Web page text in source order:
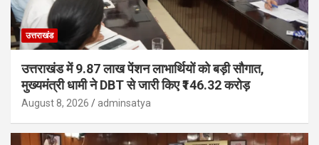
उत्तराखंड
उत्तराखंड में 9.87 लाख पेंशन लाभार्थियों को बड़ी सौगात,
मुख्यमंत्री धामी ने DBT से जारी किए ₹146.32 करोड़
August 8, 2026 adminsatya